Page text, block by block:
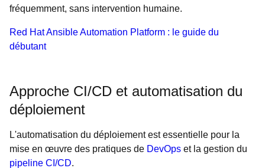
fréquemment, sans intervention humaine.
Red Hat Ansible Automation Platform : le guide du
débutant
Approche CI/CD et automatisation du
déploiement
L'automatisation du déploiement est essentielle pour la
mise en œuvre des pratiques de DevOps et la gestion du
pipeline CI/CD.